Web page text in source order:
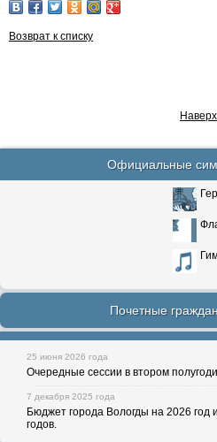
Возврат к списку
Наверх
Официальные
Почетные
25 июня 2026 года
Очередные сессии в втором
7 декабря 2025 года
Бюджет города Вологды на 2026
годов.